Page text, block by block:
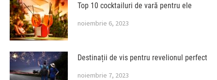
Top 10 cocktailuri de vară pentru ele
noiembrie 6, 2023
Destinații de vis pentru revelionul perfect
noiembrie 7, 2023